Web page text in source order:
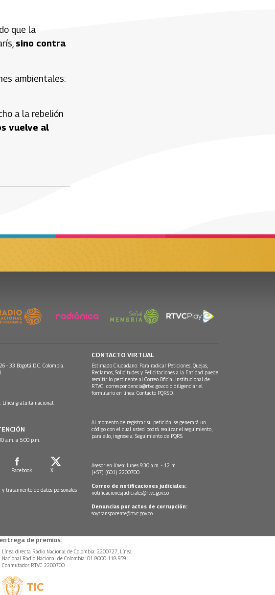
que la
sino contra
ambientales:
a la rebelión
vuelve al
- 33 Bogotá D.C. Colombia.
gratuita nacional:
a.m. a 5:00 p.m.
Facebook X
tratamiento de datos personales
CONTACTO VIRTUAL
Estimado Ciudadano: Para radicar Peticiones, Quejas,
Reclamos, Solicitudes y Felicitaciones a la Entidad puede
remitir lo pertinente al Correo Oficial Institucional de
RTVC correspondencia@rtvc.gov.co o diligenciar el
formulario en línea: Contacto PQRSD.
Al momento de registrar su petición, se generará un
código con el cual usted podrá realizar el seguimiento,
para ello, ingrese a: Seguimiento de PQRS
Asesor en línea: lunes 9:30 a.m. - 12 m
(+57) (601) 2200700
Correo de notificaciones judiciales:
notificacionesjudiciales@rtvc.gov.co
Denuncias por actos de corrupción:
soytransparente@rtvc.gov.co
de premios:
Línea directa Radio Nacional de Colombia: 2200727, Línea
Nacional Radio Nacional de Colombia: 01 8000 118 959.
Conmutador RTVC 2200700